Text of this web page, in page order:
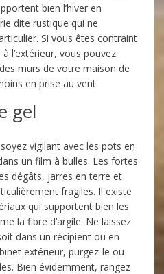
bien l’hiver en
dite rustique qui ne
Si vous êtes contraint
l’extérieur, vous pouvez
murs de votre maison de
en prise au vent.
gel
vigilant avec les pots en
un film à bulles. Les fortes
dégâts, jarres en terre et
fragiles. Il existe
qui supportent bien les
la fibre d’argile. Ne laissez
dans un récipient ou en
extérieur, purgez-le ou
Bien évidemment, rangez